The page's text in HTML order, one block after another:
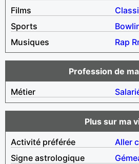
Films
Sports
Musiques
Rap
Profession de
Métier
Plus sur ma
Activité préférée
Aller
Signe astrologique